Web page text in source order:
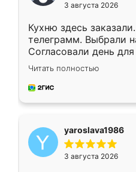
3 августа 2026
Кухню здесь
телеграмм. Выбрали
Согласовали день
недели кухня была
довольны работой.
мебель за
Читать полностью
yaroslava1986
3 августа 2026